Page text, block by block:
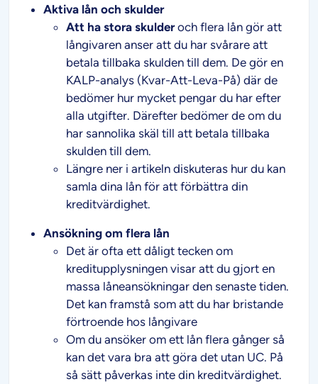
Aktiva lån och skulder
Att ha stora skulderoch flera lån gör att
långivaren anser att du har svårare att
betala tillbaka skulden till dem. De gör en
KALP-analys (Kvar-Att-Leva-På) där de
bedömer hur mycket pengar du har efter
alla utgifter. Därefter bedömer de om du
har sannolika skäl till att betala tillbaka
skulden till dem.
Längre ner i artikeln diskuteras hur du kan
samla dina lån för att förbättra din
kreditvärdighet.
Ansökning om flera lån
Det är ofta ett dåligt tecken om
kreditupplysningen visar att du gjort en
massa låneansökningar den senaste tiden.
Det kan framstå som att du har bristande
förtroende hos långivare
Om du ansöker om ett lån flera gånger så
kan det vara bra att göra det utan UC. På
så sätt påverkas inte din kreditvärdighet.